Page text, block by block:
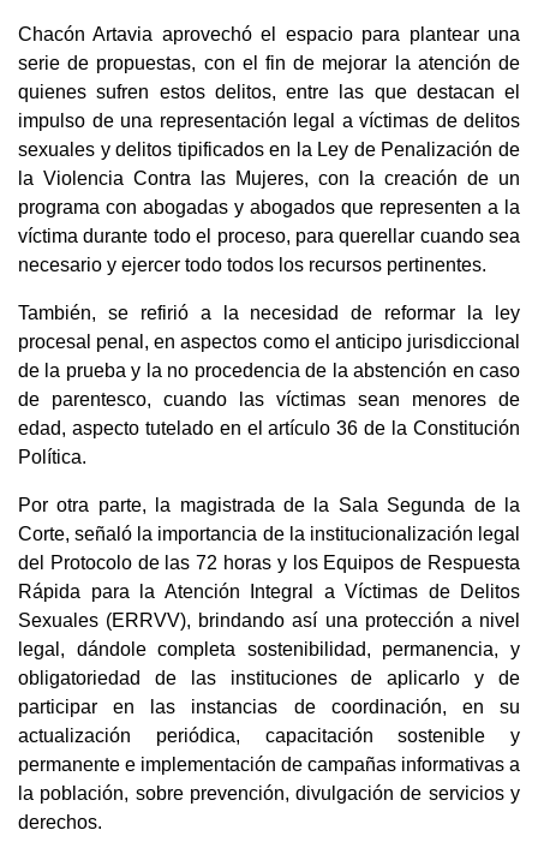
Chacón Artavia aprovechó el espacio para plantear una
serie de propuestas, con el fin de mejorar la atención de
quienes sufren estos delitos, entre las que destacan el
impulso de una representación legal a víctimas de delitos
sexuales y delitos tipificados en la Ley de Penalización de
la Violencia Contra las Mujeres, con la creación de un
programa con abogadas y abogados que representen a la
víctima durante todo el proceso, para querellar cuando sea
necesario y ejercer todo todos los recursos pertinentes.
También, se refirió a la necesidad de reformar la ley
procesal penal, en aspectos como el anticipo jurisdiccional
de la prueba y la no procedencia de la abstención en caso
de parentesco, cuando las víctimas sean menores de
edad, aspecto tutelado en el artículo 36 de la Constitución
Política.
Por otra parte, la magistrada de la Sala Segunda de la
Corte, señaló la importancia de la institucionalización legal
del Protocolo de las 72 horas y los Equipos de Respuesta
Rápida para la Atención Integral a Víctimas de Delitos
Sexuales (ERRVV), brindando así una protección a nivel
legal, dándole completa sostenibilidad, permanencia, y
obligatoriedad de las instituciones de aplicarlo y de
participar en las instancias de coordinación, en su
actualización periódica, capacitación sostenible y
permanente e implementación de campañas informativas a
la población, sobre prevención, divulgación de servicios y
derechos.